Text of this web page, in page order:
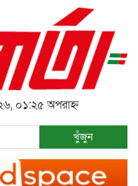
০১:২৫ অপরাহ্ন
খুঁজুন